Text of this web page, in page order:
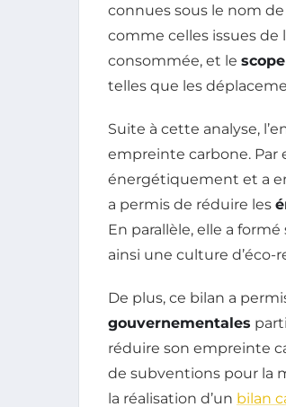
connues sous le nom de
comme celles issues
consommée, et le
telles que les
Suite à cette analyse,
empreinte carbone. Par
énergétiquement et a
a permis de réduire les
En parallèle, elle a formé
ainsi une culture d’éco-
De plus, ce bilan a
gouvernementales
réduire son empreinte
de subventions pour la
la réalisation d’un bilan